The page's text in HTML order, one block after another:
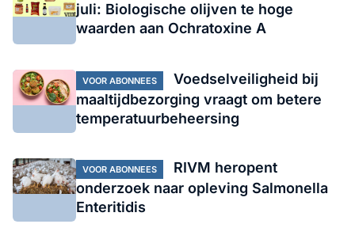
juli: Biologische olijven te hoge
waarden aan Ochratoxine A
VOOR ABONNEES
Voedselveiligheid bij
maaltijdbezorging vraagt om betere
temperatuurbeheersing
VOOR ABONNEES
RIVM heropent
onderzoek naar opleving Salmonella
Enteritidis